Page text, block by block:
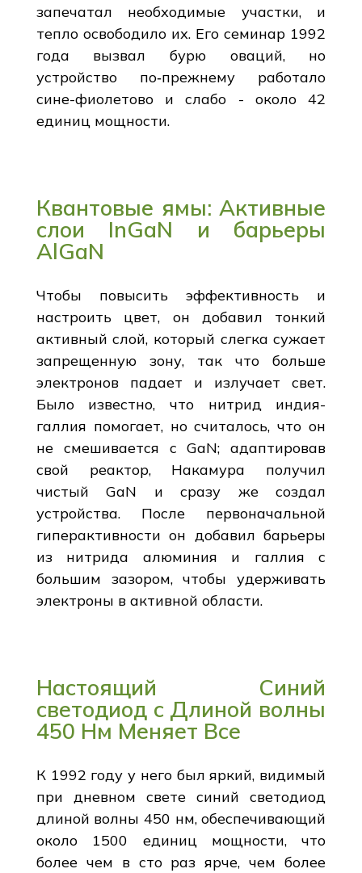
запечатал необходимые участки, и
тепло освободило их. Его семинар 1992
года вызвал бурю оваций, но
устройство по‑прежнему работало
сине-фиолетово и слабо - около 42
единиц мощности.
Квантовые ямы: Активные
слои InGaN и барьеры
AlGaN
Чтобы повысить эффективность и
настроить цвет, он добавил тонкий
активный слой, который слегка сужает
запрещенную зону, так что больше
электронов падает и излучает свет.
Было известно, что нитрид индия-
галлия помогает, но считалось, что он
не смешивается с GaN; адаптировав
свой реактор, Накамура получил
чистый GaN и сразу же создал
устройства. После первоначальной
гиперактивности он добавил барьеры
из нитрида алюминия и галлия с
большим зазором, чтобы удерживать
электроны в активной области.
Настоящий Синий
светодиод с Длиной волны
450 Нм Меняет Все
К 1992 году у него был яркий, видимый
при дневном свете синий светодиод
длиной волны 450 нм, обеспечивающий
около 1500 единиц мощности, что
более чем в сто раз ярче, чем более